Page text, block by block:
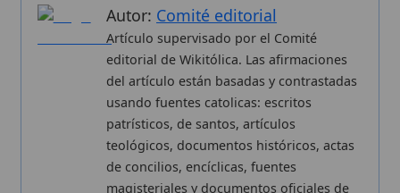
Wikitólica © 2026 . Enciclopedia del patrimonio doctrinal,
histórico y litúrgico de la Iglesia Católica. Parte de la red formativa
Curso Católico,Buscador CatólicoyCustodio Animae. Con
analíticas anónimas. LicenciaCC BY-SA (texto). Editado en
Valencia, España.ISSN: 3101-7339. Bajo el patrocinio de San
Carlo Acutis.
Sobre nosotros
Proceso editorial
Publicación seriada
Datos abiertos
Estadísticas
Aviso legal
Política de privacidad
Categorias
Más visitados
Nuevas entradas
Cambios recientes
Aplicaciones
Kit de Prensa
Widgets para tu web